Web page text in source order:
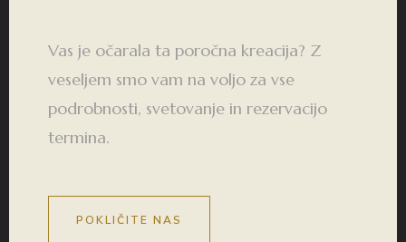
Vas je očarala ta poročna kreacija? Z
veseljem smo vam na voljo za vse
podrobnosti, svetovanje in rezervacijo
termina.
POKLIČITE NAS